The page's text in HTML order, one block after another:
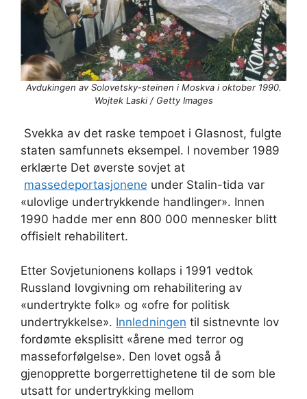
Avdukingen av Solovetsky-steinen i Moskva i oktober 1990.
Wojtek Laski / Getty Images
Svekka av det raske tempoet i Glasnost, fulgte
staten samfunnets eksempel. I november 1989
erklærte Det øverste sovjet at
massedeportasjonene under Stalin-tida var
«ulovlige undertrykkende handlinger». Innen
1990 hadde mer enn 800 000 mennesker blitt
offisielt rehabilitert.
Etter Sovjetunionens kollaps i 1991 vedtok
Russland lovgivning om rehabilitering av
«undertrykte folk» og «ofre for politisk
undertrykkelse». Innledningen til sistnevnte lov
fordømte eksplisitt «årene med terror og
masseforfølgelse». Den lovet også å
gjenopprette borgerrettighetene til de som ble
utsatt for undertrykking mellom